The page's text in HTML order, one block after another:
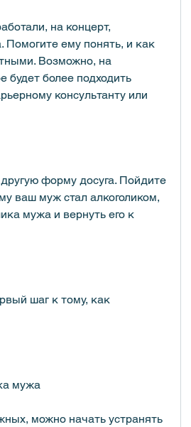
на концерт,
Помогите ему понять, и как
Возможно, на
будет более подходить
консультанту или
форму досуга. Пойдите
ваш муж стал алкоголиком,
мужа и вернуть его к
шаг к тому, как
мужа
можно начать устранять